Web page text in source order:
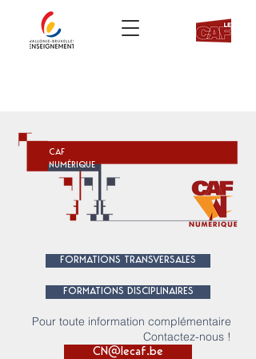
CAF
NUMÉRIQUE
FORMATIONS TRANSVERSALES
FORMATIONS DISCIPLINAIRES
Pour toute information complémentaire
Contactez-nous !
CN@lecaf.be